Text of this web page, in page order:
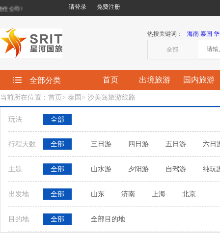
司! 请登录 免费注册
热搜关键词： 海南 泰国
全部
全部分类 首页 出境旅游 国内旅游
当前所在位置：首页 > 泰国 > 沙美岛旅游线路
玩法 全部
行程天数 全部 三日游 四日游 五日游 六日
主题 全部 山水游 夕阳游 自驾游 纯玩
出发地 全部 山东 济南 上海 北京
目的地 全部 全部目的地